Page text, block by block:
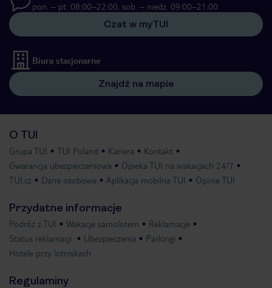
pon. – pt. 08:00–22:00, sob. – niedz. 09:00–21:00
Czat w myTUI
Biura stacjonarne
Znajdź na mapie
O TUI
Grupa TUI TUI Poland Kariera
Kontakt
Gwarancja ubezpieczeniowa
Opieka TUI na wakacjach 24/7
TUI.cz
Dane osobowe Aplikacja mobilna TUI Opinie TUI
Przydatne informacje
Podróż z TUI Wakacje samolotem
Reklamacje
Status reklamacji
Ubezpieczenia
Parkingi
Hotele przy lotniskach
Regulaminy